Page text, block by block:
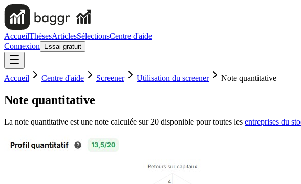
AccueilThèsesArticlesSélectionsCentre d'aide
Connexion
Essai gratuit
Accueil Centre d'aide Screener Utilisation du screener Note quantitative
Note quantitative
La note quantitative est une note calculée sur 20 disponible pour toutes les entreprises du